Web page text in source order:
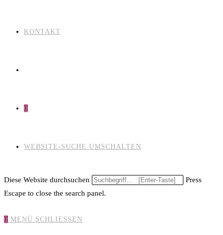
KONTAKT
0
WEBSITE-SUCHE UMSCHALTEN
Diese Website durchsuchen
Press
Escape to close the search panel.
0 MENÜ SCHLIESSEN